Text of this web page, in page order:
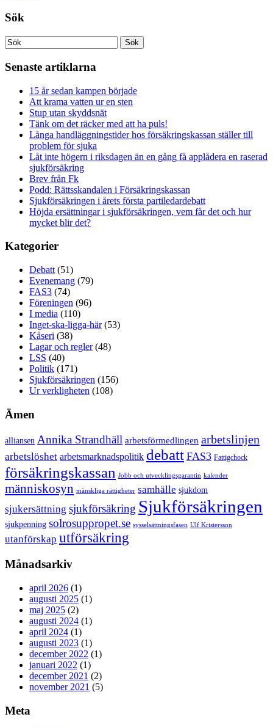
Sök
Senaste artiklarna
15 år sedan kampen började
Att krama vatten ur en sten
Stup utan skyddsnät
Tänk om det räcker med att ha puls!
Långa handläggningstider hos försäkringskassan ställer till
problem för sjuka
Låt inte högern i riksdagen än en gång få applådera en raserad
sjukförsäkring
Brev från Fk
Podd: Rättsskandalen i Försäkringskassan
Sjukförsäkringen i årets första partiledardebatt
Höjda ersättningar i sjukförsäkringen, vem får det och hur
mycket blir det?
Kategorier
Debatt (51)
Evenemang (79)
FAS3 (74)
Föreningen (96)
I media (110)
Inget-ska-ligga-här(53)
Kåseri (38)
Lagar och regler(48)
LSS (40)
Politik (171)
Sjukförsäkringen (156)
Ur verkligheten (108)
Ämen
alliansen Annika Strandhäll arbetsförmedlingen arbetslinjen
arbetslöshet arbetsmarknadspolitik debatt FAS3 Fattigchock
försäkringskassan Jobb och utvecklingsgarantin kalender
människosyn mänskliga rättigheter samhälle sjukdom
sjukersättning sjukförsäkring Sjukförsäkringen
sjukpenning solrosuppropet.se sysselsättningsfasen Ulf Kristersson
utanförskap utförsäkring
Månadsarkiv
april 2026 (1)
augusti 2025 (1)
maj 2025 (2)
augusti 2024 (1)
april 2024 (1)
augusti 2023 (1)
december 2022 (1)
januari 2022 (1)
december 2021 (2)
november 2021 (5)
Meta